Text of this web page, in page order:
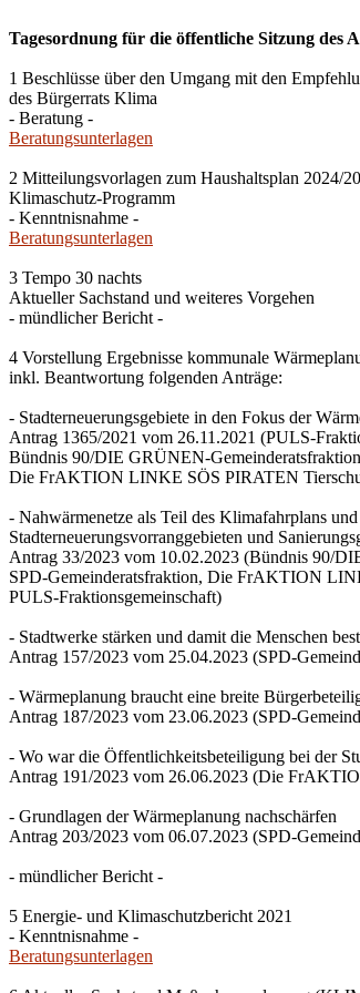
Tagesordnung für die öffentliche Sitzung des
1 Beschlüsse über den Umgang mit den
des Bürgerrats Klima
- Beratung -
Beratungsunterlagen
2 Mitteilungsvorlagen zum Haushaltsplan 2024/
Klimaschutz-Programm
- Kenntnisnahme -
Beratungsunterlagen
3 Tempo 30 nachts
Aktueller Sachstand und weiteres Vorgehen
- mündlicher Bericht -
4 Vorstellung Ergebnisse kommunale
inkl. Beantwortung folgenden Anträge:
- Stadterneuerungsgebiete in den Fokus der
Antrag 1365/2021 vom 26.11.2021 (PULS-
Bündnis 90/DIE GRÜNEN-
Die FrAKTION LINKE SÖS PIRATEN
- Nahwärmenetze als Teil des Klimafahrplans
Stadterneuerungsvorranggebieten und
Antrag 33/2023 vom 10.02.2023 (Bündnis 90/
SPD-Gemeinderatsfraktion, Die FrAKTION
PULS-Fraktionsgemeinschaft)
- Stadtwerke stärken und damit die Menschen
Antrag 157/2023 vom 25.04.2023 (SPD-
- Wärmeplanung braucht eine breite
Antrag 187/2023 vom 23.06.2023 (SPD-
- Wo war die Öffentlichkeitsbeteiligung bei der
Antrag 191/2023 vom 26.06.2023 (Die
- Grundlagen der Wärmeplanung nachschärfen
Antrag 203/2023 vom 06.07.2023 (SPD-
- mündlicher Bericht -
5 Energie- und Klimaschutzbericht 2021
- Kenntnisnahme -
Beratungsunterlagen